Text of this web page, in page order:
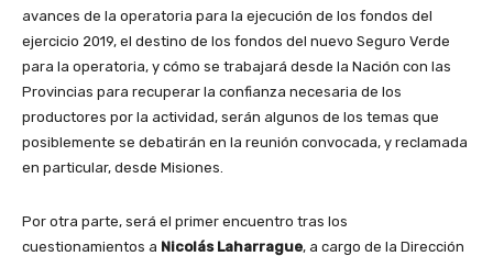
avances de la operatoria para la ejecución de los fondos del
ejercicio 2019, el destino de los fondos del nuevo Seguro Verde
para la operatoria, y cómo se trabajará desde la Nación con las
Provincias para recuperar la confianza necesaria de los
productores por la actividad, serán algunos de los temas que
posiblemente se debatirán en la reunión convocada, y reclamada
en particular, desde Misiones.
Por otra parte, será el primer encuentro tras los
cuestionamientos a Nicolás Laharrague, a cargo de la Dirección